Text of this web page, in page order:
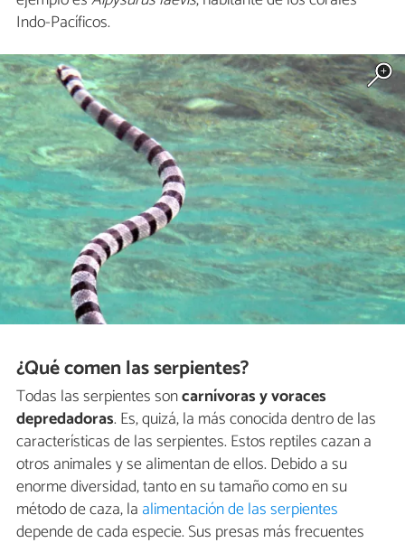
Indo-Pacíficos.
¿Qué comen las serpientes?
Todas las serpientes soncarnívoras y voraces
depredadoras. Es, quizá, la más conocida dentro de las
características de las serpientes. Estos reptiles cazan a
otros animales y se alimentan de ellos. Debido a su
enorme diversidad, tanto en su tamaño como en su
método de caza, la alimentación de las serpientes
depende de cada especie. Sus presas más frecuentes